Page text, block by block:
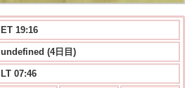
ET 19:16
undefined (4日目)
LT 07:46